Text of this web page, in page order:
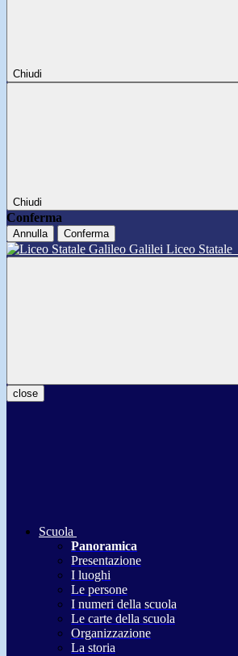
Chiudi
Chiudi
Conferma
Annulla Conferma
Liceo Statale
close
Scuola
Panoramica
Presentazione
I luoghi
Le persone
I numeri della scuola
Le carte della scuola
Organizzazione
La storia